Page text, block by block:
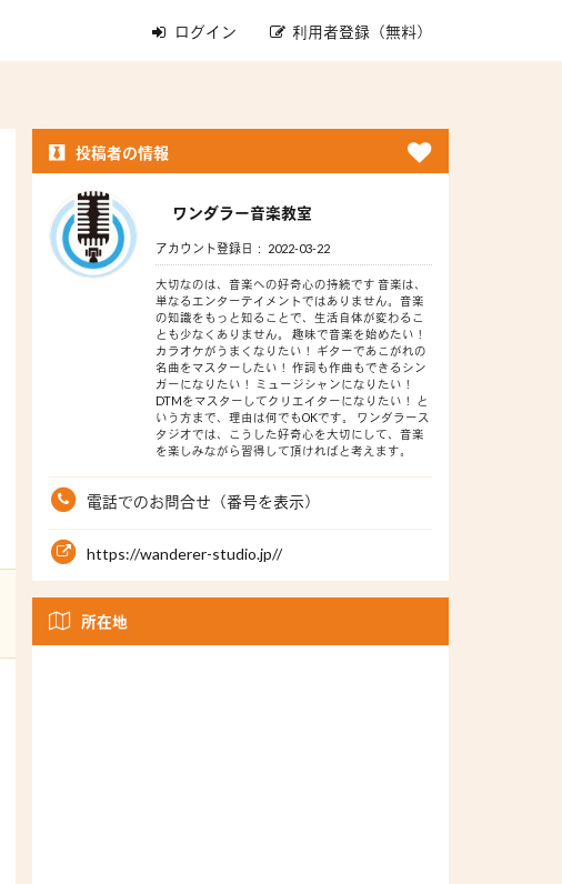
ログイン 利用者登録（無料）
投稿者の情報
ワンダラー音楽教室
アカウント登録日： 2022-03-22
大切なのは、音楽への好奇心の持続です 音楽は、
単なるエンターテイメントではありません。音楽
の知識をもっと知ることで、生活自体が変わるこ
とも少なくありません。 趣味で音楽を始めたい！
カラオケがうまくなりたい！ ギターであこがれの
名曲をマスターしたい！ 作詞も作曲もできるシン
ガーになりたい！ ミュージシャンになりたい！
DTMをマスターしてクリエイターになりたい！ と
いう方まで、理由は何でもOKです。 ワンダラース
タジオでは、こうした好奇心を大切にして、音楽
を楽しみながら習得して頂ければと考えます。
電話でのお問合せ（番号を表示）
https://wanderer-studio.jp//
所在地